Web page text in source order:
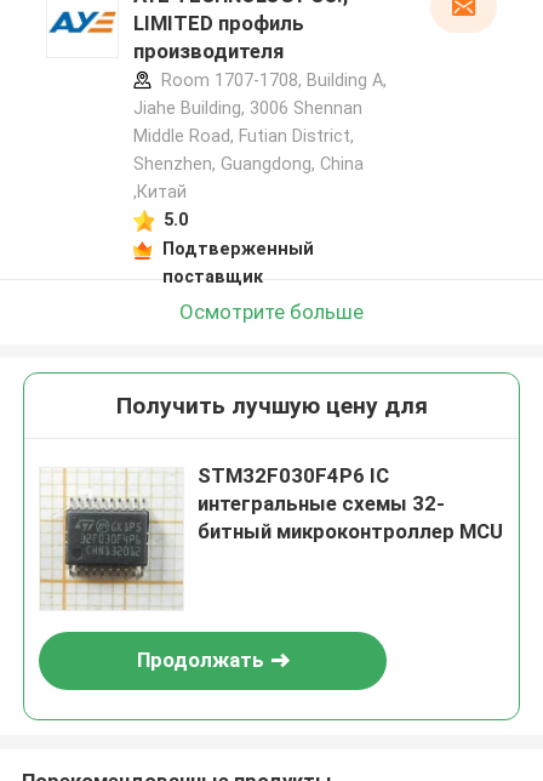
LIMITED профиль
производителя
Room 1707-1708, Building A,
Jiahe Building, 3006 Shennan
Middle Road, Futian District,
Shenzhen, Guangdong, China
,Китай
5.0
Подтверженный
поставщик
Осмотрите больше
Получить лучшую цену для
STM32F030F4P6 IC
интегральные схемы 32-
битный микроконтроллер MCU
Продолжать